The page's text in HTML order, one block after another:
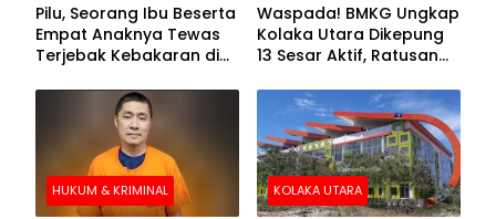
Pilu, Seorang Ibu Beserta
Empat Anaknya Tewas
Terjebak Kebakaran di
Waspada! BMKG Ungkap
Kolaka Utara Dikepung
13 Sesar Aktif, Ratusan
HUKUM & KRIMINAL KOLAKA UTARA